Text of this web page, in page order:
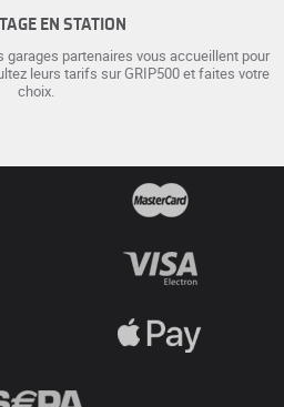
EN STATION
partenaires vous accueillent pour
leurs tarifs sur GRIP500 et faites votre
choix.